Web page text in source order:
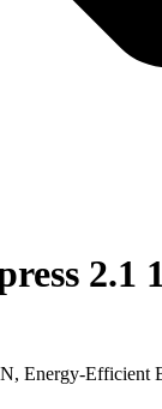
2.1
Energy-Efficient